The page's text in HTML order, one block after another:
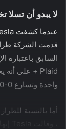
لا يبدو أن تسلا
واحدة وتسارع 0-60 ميل في الساعة في أقل من 1.99 ثانية.